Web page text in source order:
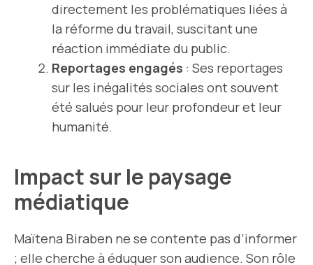
directement les problématiques liées à
la réforme du travail, suscitant une
réaction immédiate du public.
Reportages engagés : Ses reportages
sur les inégalités sociales ont souvent
été salués pour leur profondeur et leur
humanité.
Impact sur le paysage
médiatique
Maïtena Biraben ne se contente pas d’informer
; elle cherche à éduquer son audience. Son rôle